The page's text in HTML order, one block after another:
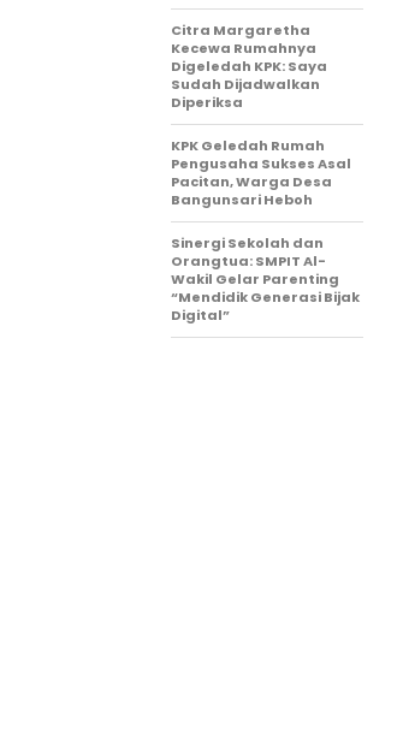
Citra Margaretha
Kecewa Rumahnya
Digeledah KPK: Saya
Sudah Dijadwalkan
Diperiksa
KPK Geledah Rumah
Pengusaha Sukses Asal
Pacitan, Warga Desa
Bangunsari Heboh
Sinergi Sekolah dan
Orangtua: SMPIT Al-
Wakil Gelar Parenting
“Mendidik Generasi Bijak
Digital”